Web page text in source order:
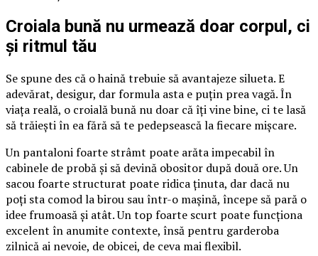
Croiala bună nu urmează doar corpul, ci
și ritmul tău
Se spune des că o haină trebuie să avantajeze silueta. E
adevărat, desigur, dar formula asta e puțin prea vagă. În
viața reală, o croială bună nu doar că îți vine bine, ci te lasă
să trăiești în ea fără să te pedepsească la fiecare mișcare.
Un pantaloni foarte strâmt poate arăta impecabil în
cabinele de probă și să devină obositor după două ore. Un
sacou foarte structurat poate ridica ținuta, dar dacă nu
poți sta comod la birou sau într-o mașină, începe să pară o
idee frumoasă și atât. Un top foarte scurt poate funcționa
excelent în anumite contexte, însă pentru garderoba
zilnică ai nevoie, de obicei, de ceva mai flexibil.